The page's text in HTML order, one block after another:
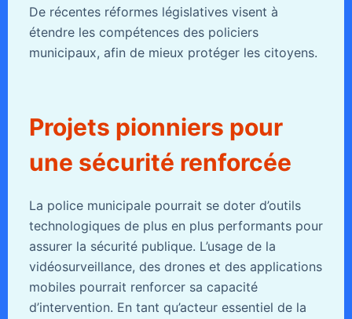
De récentes réformes législatives visent à
étendre les compétences des policiers
municipaux, afin de mieux protéger les citoyens.
Projets pionniers pour
une sécurité renforcée
La police municipale pourrait se doter d’outils
technologiques de plus en plus performants pour
assurer la sécurité publique. L’usage de la
vidéosurveillance, des drones et des applications
mobiles pourrait renforcer sa capacité
d’intervention. En tant qu’acteur essentiel de la